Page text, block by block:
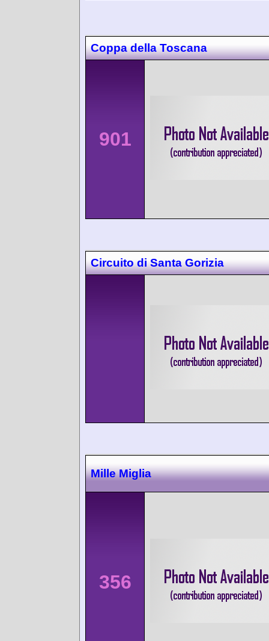
Coppa della Toscana
901
Circuito di Santa Gorizia
Mille Miglia
356